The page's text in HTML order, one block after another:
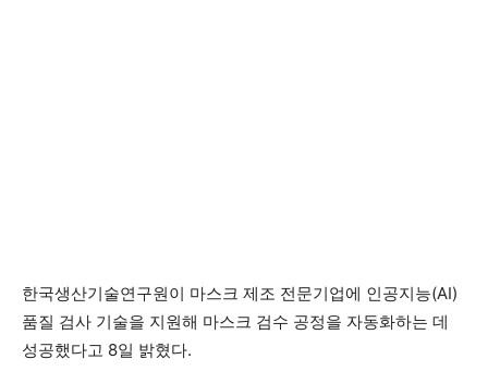
한국생산기술연구원이 마스크 제조 전문기업에 인공지능(AI)
품질 검사 기술을 지원해 마스크 검수 공정을 자동화하는 데
성공했다고 8일 밝혔다.